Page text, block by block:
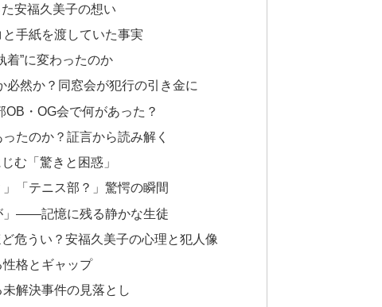
安福久美子の想い
手紙を渡していた事実
着”に変わったのか
必然か？同窓会が犯行の引き金に
・OG会で何があった？
たのか？証言から読み解く
む「驚きと困惑」
「テニス部？」驚愕の瞬間
」——記憶に残る静かな生徒
危うい？安福久美子の心理と犯人像
格とギャップ
解決事件の見落とし